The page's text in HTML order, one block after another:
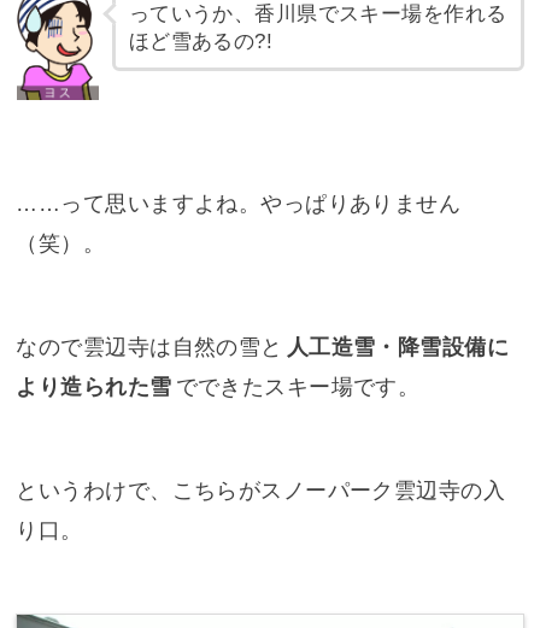
っていうか、香川県でスキー場を作れる
ほど雪あるの?!
……って思いますよね。やっぱりありません
（笑）。
なので雲辺寺は自然の雪と 人工造雪・降雪設備に
より造られた雪 でできたスキー場です。
というわけで、こちらがスノーパーク雲辺寺の入
り口。